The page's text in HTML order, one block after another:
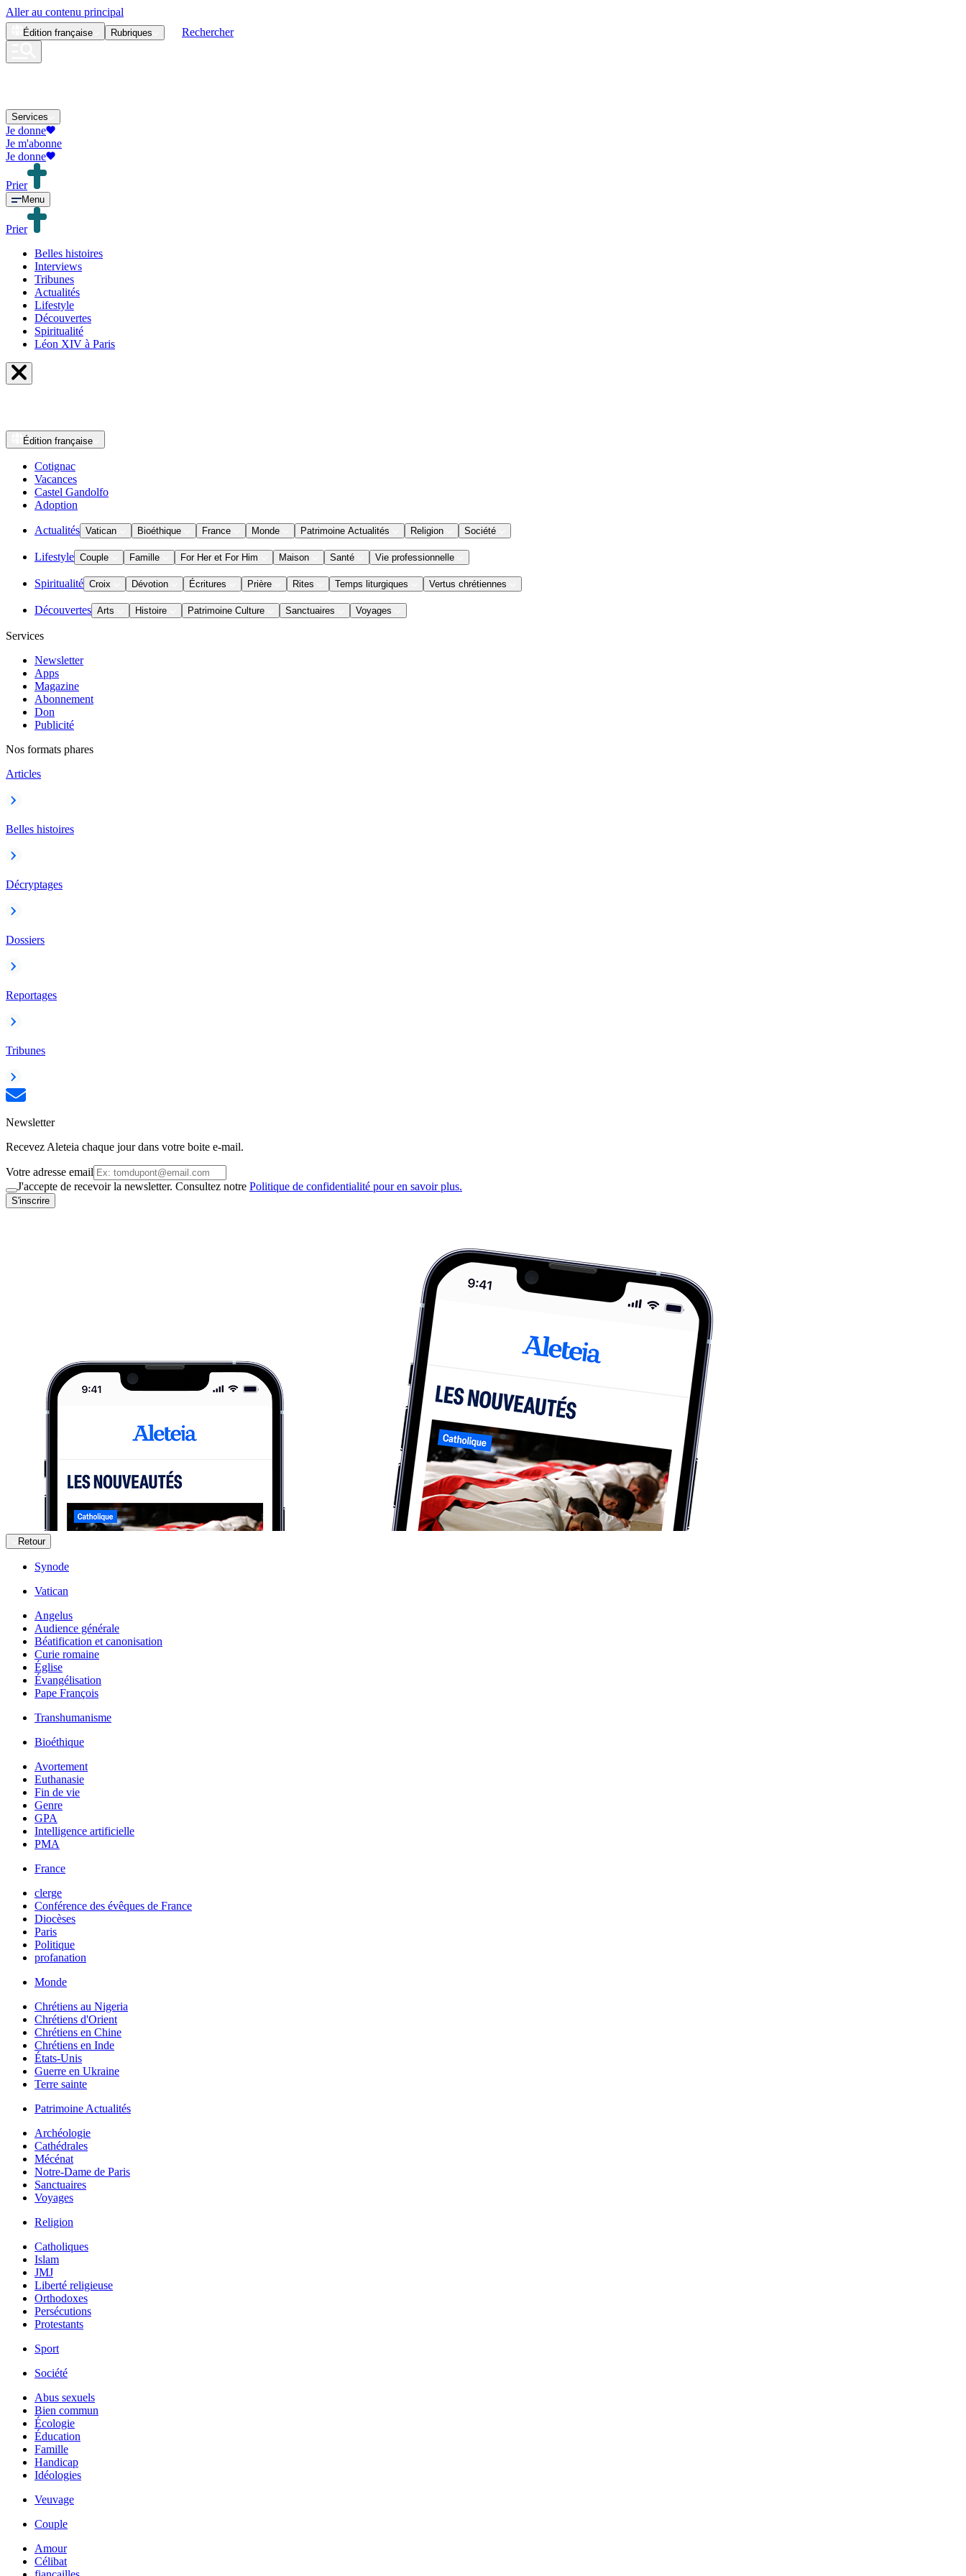
Aller au contenu principal
Édition française Rubriques Rechercher
Services
Je donne
Je m'abonne
Je donne
Prier
Menu
Prier
Belles histoires
Interviews
Tribunes
Actualités
Lifestyle
Découvertes
Spiritualité
Léon XIV à Paris
Édition française
Cotignac
Vacances
Castel Gandolfo
Adoption
Actualités Vatican Bioéthique France Monde Patrimoine Actualités Religion Société
Lifestyle Couple Famille For Her et For Him Maison Santé Vie professionnelle
Spiritualité Croix Dévotion Écritures Prière Rites Temps liturgiques Vertus chrétiennes
Découvertes Arts Histoire Patrimoine Culture Sanctuaires Voyages
Services
Newsletter
Apps
Magazine
Abonnement
Don
Publicité
Nos formats phares
Articles
Belles histoires
Décryptages
Dossiers
Reportages
Tribunes
Newsletter
Recevez Aleteia chaque jour dans votre boite e-mail.
Votre adresse email
J'accepte de recevoir la newsletter. Consultez notre Politique de confidentialité pour en savoir plus.
S'inscrire
Retour
Synode
Vatican
Angelus
Audience générale
Béatification et canonisation
Curie romaine
Église
Évangélisation
Pape François
Transhumanisme
Bioéthique
Avortement
Euthanasie
Fin de vie
Genre
GPA
Intelligence artificielle
PMA
France
clerge
Conférence des évêques de France
Diocèses
Paris
Politique
profanation
Monde
Chrétiens au Nigeria
Chrétiens d'Orient
Chrétiens en Chine
Chrétiens en Inde
États-Unis
Guerre en Ukraine
Terre sainte
Patrimoine Actualités
Archéologie
Cathédrales
Mécénat
Notre-Dame de Paris
Sanctuaires
Voyages
Religion
Catholiques
Islam
JMJ
Liberté religieuse
Orthodoxes
Persécutions
Protestants
Sport
Société
Abus sexuels
Bien commun
Écologie
Éducation
Famille
Handicap
Idéologies
Veuvage
Couple
Amour
Célibat